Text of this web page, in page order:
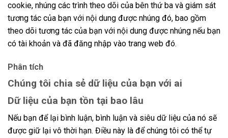
cookie, nhúng các trình theo dõi của bên thứ ba và giám sát
tương tác của bạn với nội dung được nhúng đó, bao gồm
theo dõi tương tác của bạn với nội dung được nhúng nếu bạn
có tài khoản và đã đăng nhập vào trang web đó.
Phân tích
Chúng tôi chia sẻ dữ liệu của bạn với ai
Dữ liệu của bạn tồn tại bao lâu
Nếu bạn để lại bình luận, bình luận và siêu dữ liệu của nó sẽ
được giữ lại vô thời hạn. Điều này là để chúng tôi có thể tự